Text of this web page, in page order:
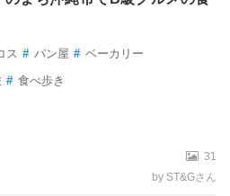
ス # パン屋 # ベーカリー
# 食べ歩き
31
by ST&Gさん